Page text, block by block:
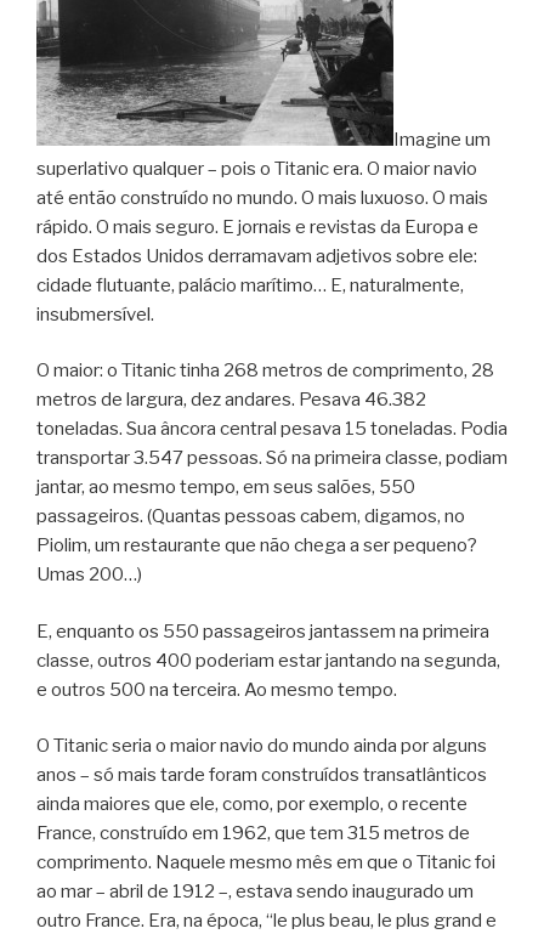
Imagine um
superlativo qualquer – pois o Titanic era. O maior navio
até então construído no mundo. O mais luxuoso. O mais
rápido. O mais seguro. E jornais e revistas da Europa e
dos Estados Unidos derramavam adjetivos sobre ele:
cidade flutuante, palácio marítimo… E, naturalmente,
insubmersível.
O maior: o Titanic tinha 268 metros de comprimento, 28
metros de largura, dez andares. Pesava 46.382
toneladas. Sua âncora central pesava 15 toneladas. Podia
transportar 3.547 pessoas. Só na primeira classe, podiam
jantar, ao mesmo tempo, em seus salões, 550
passageiros. (Quantas pessoas cabem, digamos, no
Piolim, um restaurante que não chega a ser pequeno?
Umas 200…)
E, enquanto os 550 passageiros jantassem na primeira
classe, outros 400 poderiam estar jantando na segunda,
e outros 500 na terceira. Ao mesmo tempo.
O Titanic seria o maior navio do mundo ainda por alguns
anos – só mais tarde foram construídos transatlânticos
ainda maiores que ele, como, por exemplo, o recente
France, construído em 1962, que tem 315 metros de
comprimento. Naquele mesmo mês em que o Titanic foi
ao mar – abril de 1912 –, estava sendo inaugurado um
outro France. Era, na época, “le plus beau, le plus grand e